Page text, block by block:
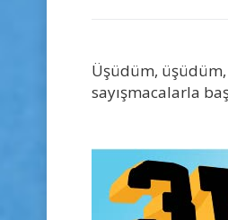
Üşüdüm,
sayışmacalarla